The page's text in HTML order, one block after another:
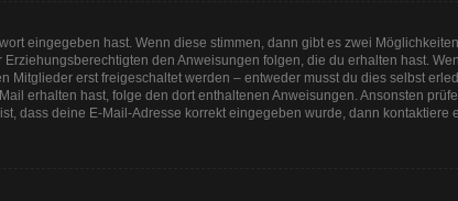
eingegeben hast. Wenn diese stimmen, dann gibt es zwei
den Anweisungen folgen, die du erhalten hast.
erst freigeschaltet werden – entweder musst du dies selbst
erhalten hast, folge den dort enthaltenen Anweisungen. Ansonsten
dass deine E-Mail-Adresse korrekt eingegeben wurde, dann kontaktiere